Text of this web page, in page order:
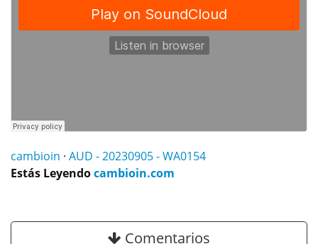
cambioin · AUD - 20230905 - WA0154
Estás Leyendocambioin.com
Comentarios